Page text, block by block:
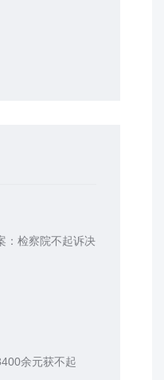
：检察院不起诉决
余元获不起